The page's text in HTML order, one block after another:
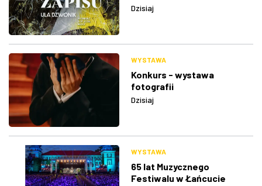
Dzisiaj
WYSTAWA
Konkurs - wystawa
fotografii
Dzisiaj
WYSTAWA
65 lat Muzycznego
Festiwalu w Łańcucie